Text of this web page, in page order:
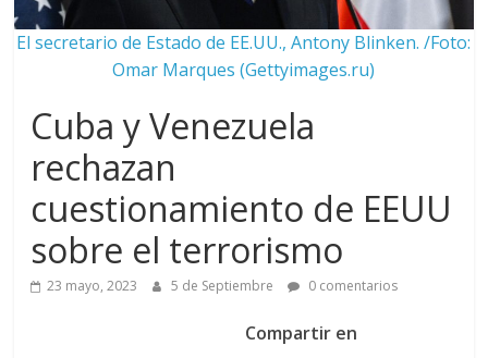
El secretario de Estado de EE.UU., Antony Blinken. /Foto:
Omar Marques (Gettyimages.ru)
Cuba y Venezuela
rechazan
cuestionamiento de EEUU
sobre el terrorismo
23 mayo, 2023 5 de Septiembre 0 comentarios
Compartir en